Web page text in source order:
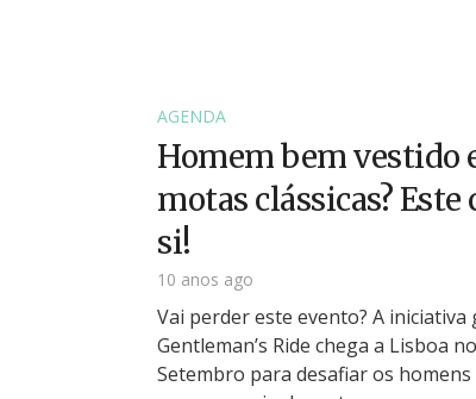
AGENDA
Homem bem vestido
motas clássicas?
si!
10 anos ago
Vai perder este evento? A
Gentleman’s Ride chega a Lisboa
Setembro para desafiar os